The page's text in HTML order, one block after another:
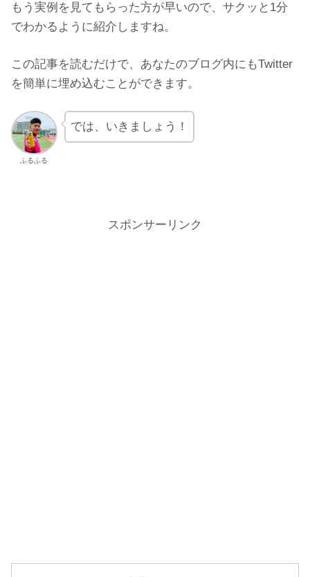
もう実例を見てもらった方が早いので、サクッと1分
でわかるように紹介しますね。
この記事を読むだけで、あなたのブログ内にもTwitter
を簡単に埋め込むことができます。
ふるふる
では、いきましょう！
スポンサーリンク